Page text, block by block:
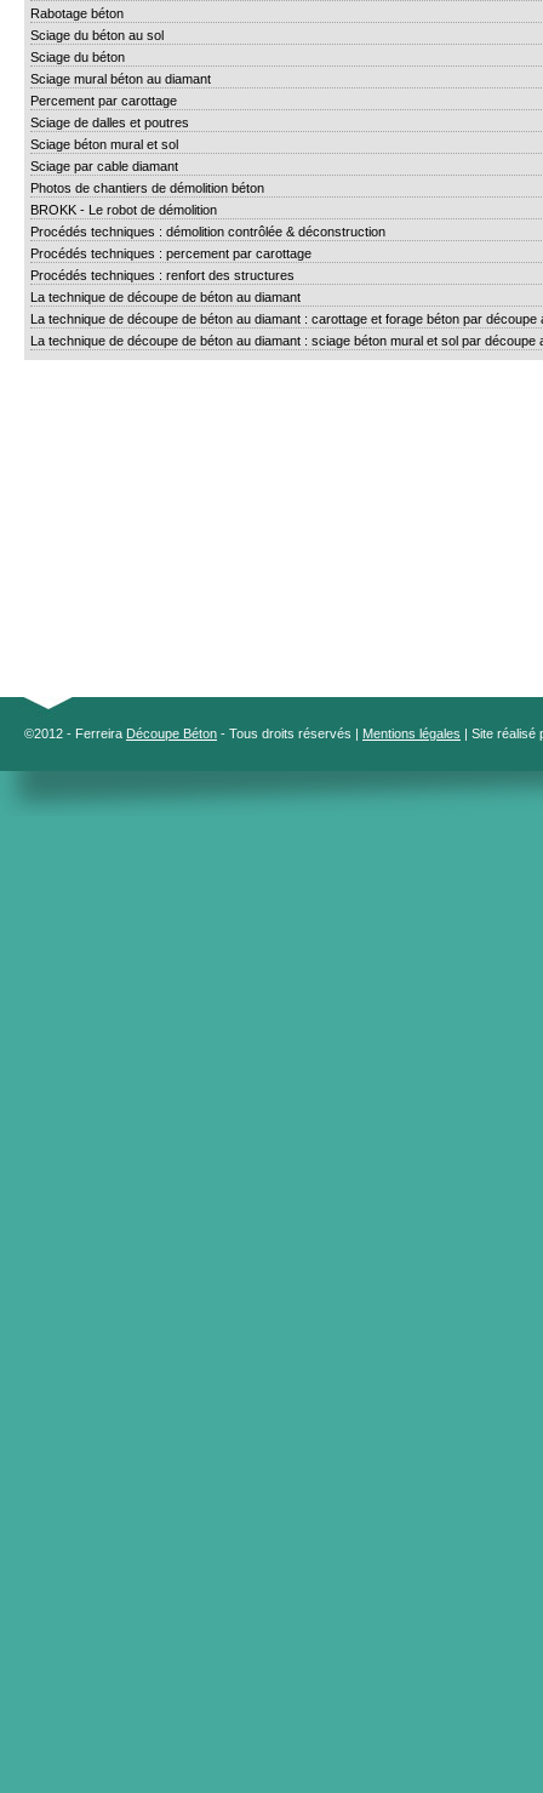
Rabotage béton
Sciage du béton au sol
Sciage du béton
Sciage mural béton au diamant
Percement par carottage
Sciage de dalles et poutres
Sciage béton mural et sol
Sciage par cable diamant
Photos de chantiers de démolition béton
BROKK - Le robot de démolition
Procédés techniques : démolition contrôlée & déconstruction
Procédés techniques : percement par carottage
Procédés techniques : renfort des structures
La technique de découpe de béton au diamant
La technique de découpe de béton au diamant : carottage et forage béton par découpe
La technique de découpe de béton au diamant : sciage béton mural et sol par découpe
©2012 - Ferreira Découpe Béton - Tous droits réservés | Mentions légales | Site réalisé